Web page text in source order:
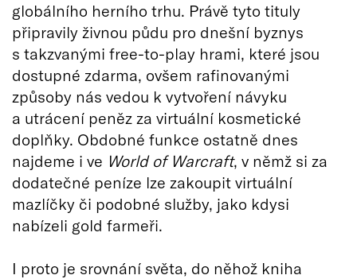
globálního herního trhu. Právě tyto tituly
připravily živnou půdu pro dnešní byznys
s takzvanými free-to-play hrami, které jsou
dostupné zdarma, ovšem rafinovanými
způsoby nás vedou k vytvoření návyku
a utrácení peněz za virtuální kosmetické
doplňky. Obdobné funkce ostatně dnes
najdeme i ve World of Warcraft, v němž si za
dodatečné peníze lze zakoupit virtuální
mazlíčky či podobné služby, jako kdysi
nabízeli gold farmeři.
I proto je srovnání světa, do něhož kniha